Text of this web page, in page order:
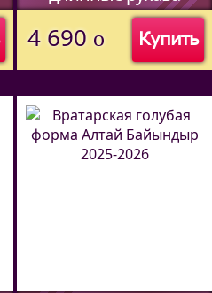
Купить
4 690 o